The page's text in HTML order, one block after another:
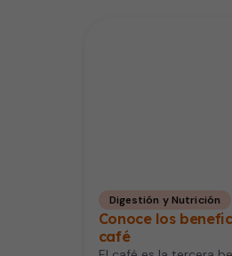
Digestión y Nutrición
Conoce los
café